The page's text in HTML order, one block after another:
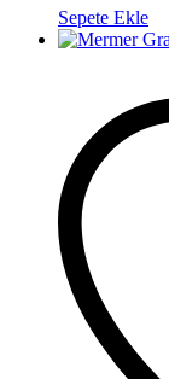
Sepete Ekle